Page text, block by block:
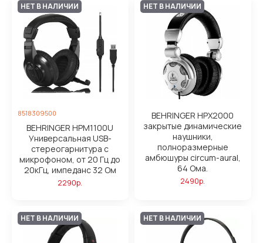
НЕТ В НАЛИЧИИ
8518309500
BEHRINGER HPM1100U
Универсальная USB-
стереогарнитура с
микрофоном, от 20 Гц до
20кГц, импеданс 32 Ом
2290р.
НЕТ В НАЛИЧИИ
BEHRINGER HPX2000
закрытые динамические
наушники,
полноразмерные
амбюшуры circum-aural,
64 Ома.
2490р.
НЕТ В НАЛИЧИИ НЕТ В НАЛИЧИИ